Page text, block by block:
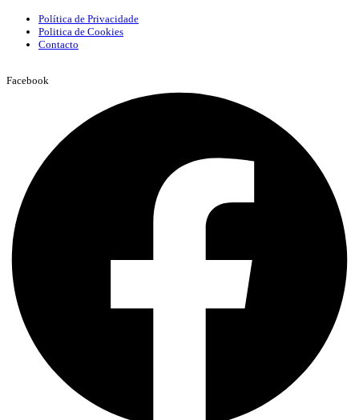
Política de Privacidade
Politica de Cookies
Contacto
Facebook